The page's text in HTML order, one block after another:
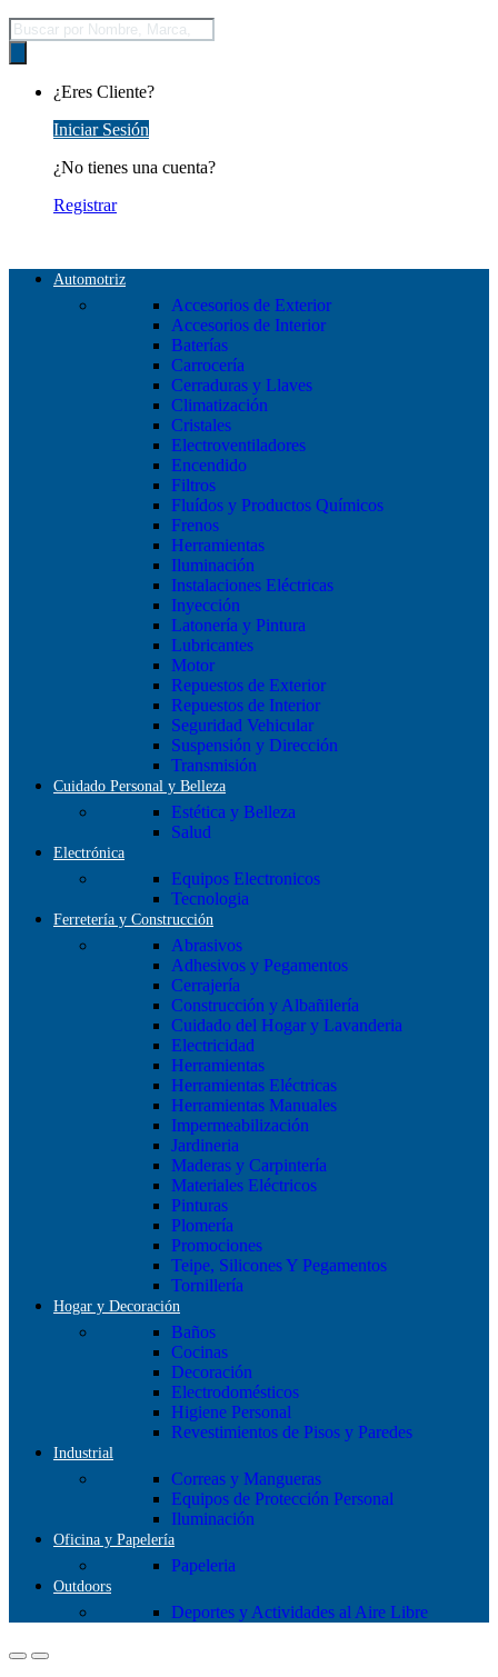
Búsqueda
de
productos
¿Eres Cliente?
Iniciar Sesión
¿No tienes una cuenta?
Registrar
Automotriz
Accesorios de Exterior
Accesorios de Interior
Baterías
Carrocería
Cerraduras y Llaves
Climatización
Cristales
Electroventiladores
Encendido
Filtros
Fluídos y Productos Químicos
Frenos
Herramientas
Iluminación
Instalaciones Eléctricas
Inyección
Latonería y Pintura
Lubricantes
Motor
Repuestos de Exterior
Repuestos de Interior
Seguridad Vehicular
Suspensión y Dirección
Transmisión
Cuidado Personal y Belleza
Estética y Belleza
Salud
Electrónica
Equipos Electronicos
Tecnologia
Ferretería y Construcción
Abrasivos
Adhesivos y Pegamentos
Cerrajería
Construcción y Albañilería
Cuidado del Hogar y Lavanderia
Electricidad
Herramientas
Herramientas Eléctricas
Herramientas Manuales
Impermeabilización
Jardineria
Maderas y Carpintería
Materiales Eléctricos
Pinturas
Plomería
Promociones
Teipe, Silicones Y Pegamentos
Tornillería
Hogar y Decoración
Baños
Cocinas
Decoración
Electrodomésticos
Higiene Personal
Revestimientos de Pisos y Paredes
Industrial
Correas y Mangueras
Equipos de Protección Personal
Iluminación
Oficina y Papelería
Papeleria
Outdoors
Deportes y Actividades al Aire Libre